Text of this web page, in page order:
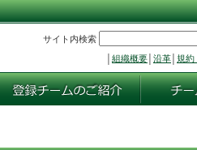
サイト内検索
組織概要 沿革 規約